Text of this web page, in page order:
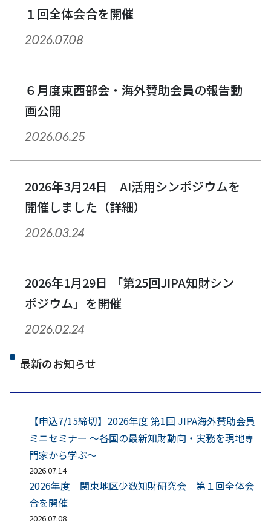
１回全体会合を開催
2026.07.08
６月度東西部会・海外賛助会員の報告動
画公開
2026.06.25
2026年3月24日 AI活用シンポジウムを
開催しました（詳細）
2026.03.24
2026年1月29日 「第25回JIPA知財シン
ポジウム」を開催
2026.02.24
最新のお知らせ
【申込7/15締切】2026年度 第1回 JIPA海外賛助会員
ミニセミナー ～各国の最新知財動向・実務を現地専
門家から学ぶ～
2026.07.14
2026年度 関東地区少数知財研究会 第１回全体会
合を開催
2026.07.08